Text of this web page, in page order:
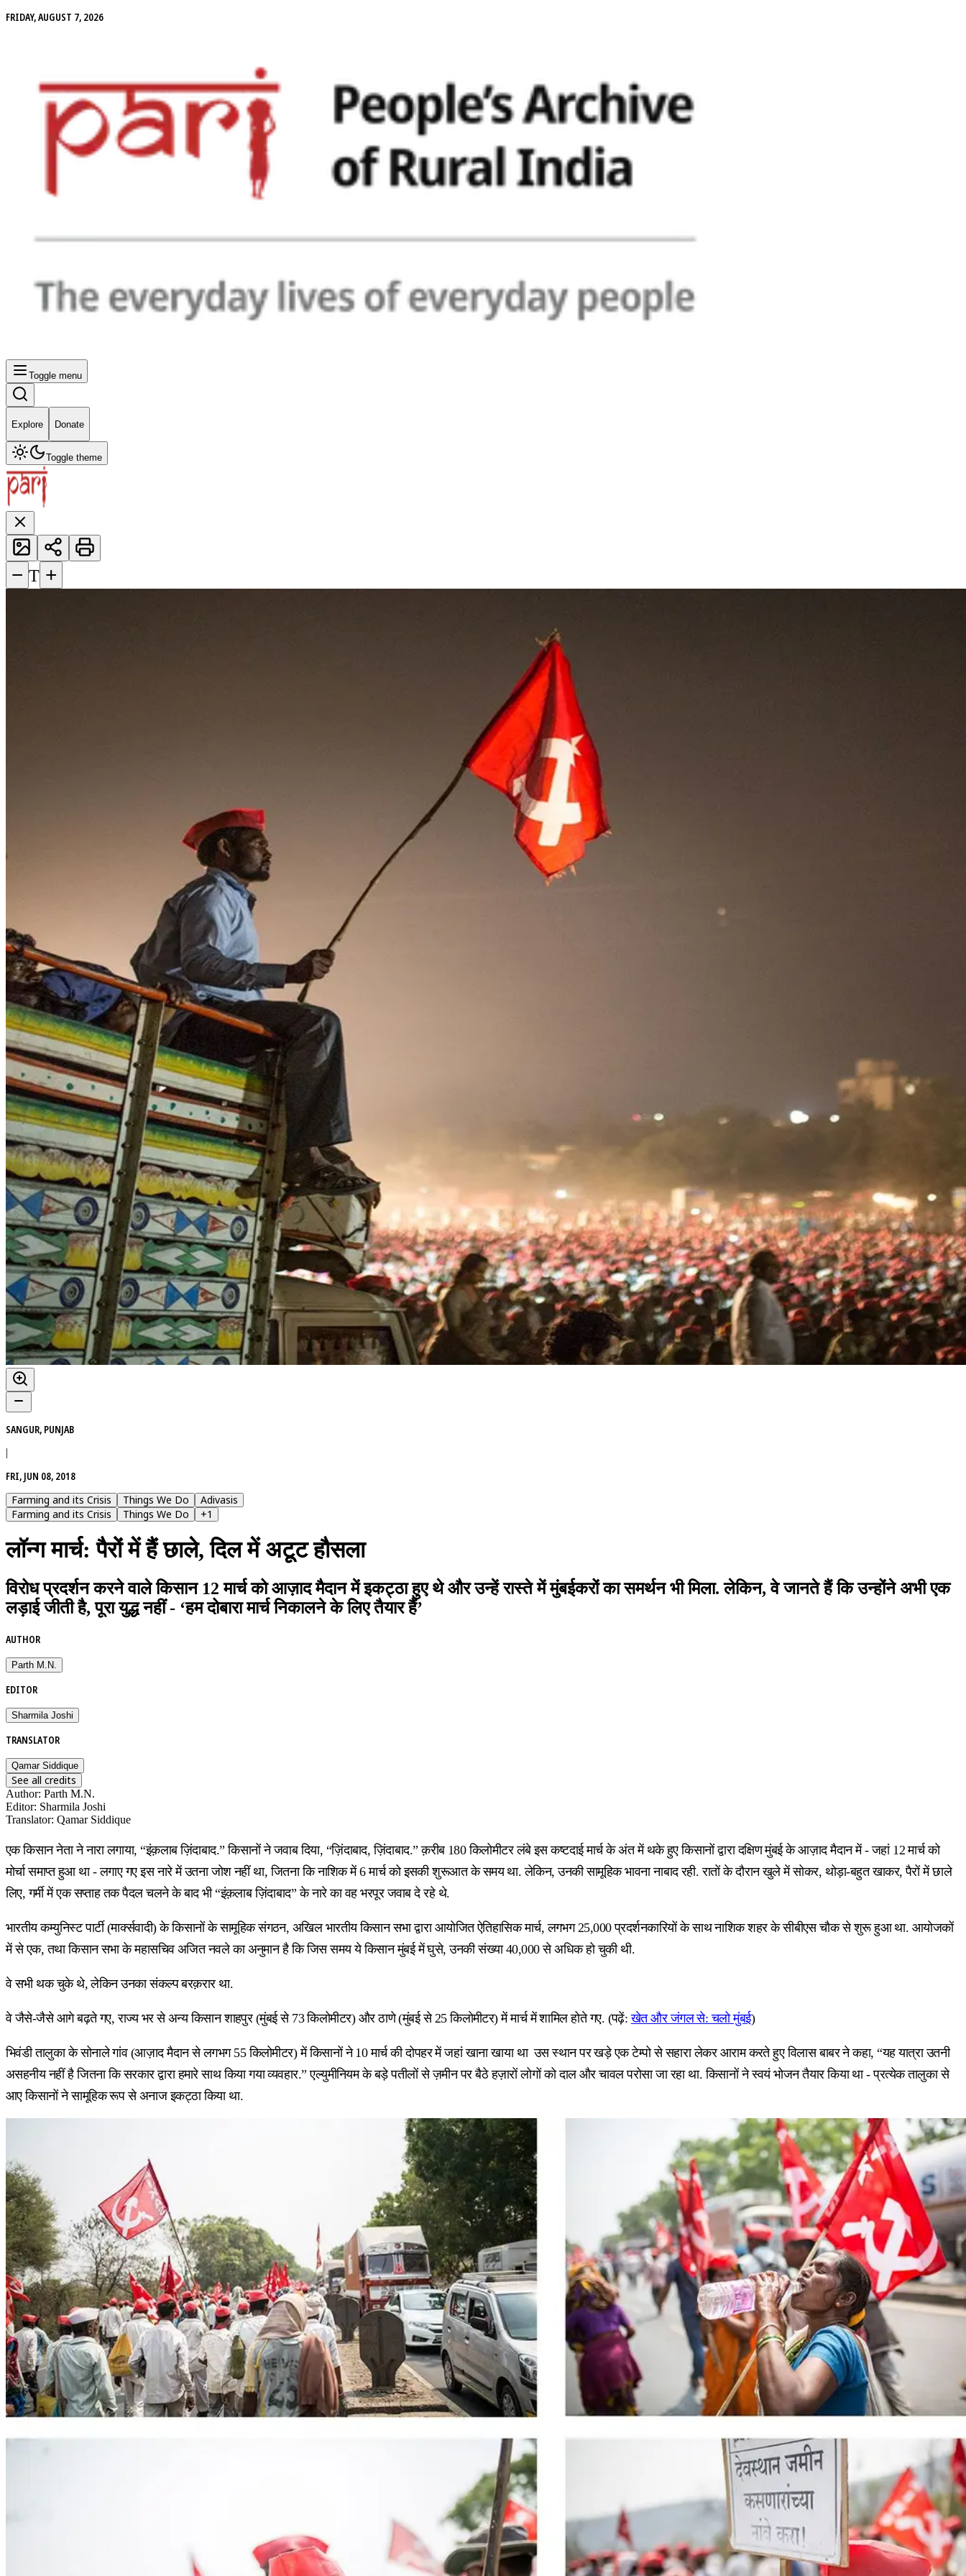
FRIDAY, AUGUST 7, 2026
Toggle menu
Explore Donate
Toggle theme
− T +
SANGUR, PUNJAB
|
FRI, JUN 08, 2018
Farming and its Crisis
Things We Do
Adivasis
Farming and its Crisis
Things We Do +1
लॉन्ग मार्च: पैरों में हैं छाले, दिल में अटूट हौसला
विरोध प्रदर्शन करने वाले किसान 12 मार्च को आज़ाद मैदान में इकट्ठा हुए थे और उन्हें रास्ते में मुंबईकरों का समर्थन भी मिला. लेकिन, वे जानते हैं कि उन्होंने अभी एक
लड़ाई जीती है, पूरा युद्ध नहीं - ‘हम दोबारा मार्च निकालने के लिए तैयार हैं’
AUTHOR
Parth M.N.
EDITOR
Sharmila Joshi
TRANSLATOR
Qamar Siddique
See all credits
Author: Parth M.N.
Editor: Sharmila Joshi
Translator: Qamar Siddique
एक किसान नेता ने नारा लगाया, “इंक़लाब ज़िंदाबाद.” किसानों ने जवाब दिया, “ज़िंदाबाद, ज़िंदाबाद.” क़रीब 180 किलोमीटर लंबे इस कष्टदाई मार्च के अंत में थके हुए किसानों द्वारा दक्षिण मुंबई के आज़ाद मैदान में - जहां 12 मार्च को
मोर्चा समाप्त हुआ था - लगाए गए इस नारे में उतना जोश नहीं था, जितना कि नाशिक में 6 मार्च को इसकी शुरूआत के समय था. लेकिन, उनकी सामूहिक भावना नाबाद रही. रातों के दौरान खुले में सोकर, थोड़ा-बहुत खाकर, पैरों में छाले
लिए, गर्मी में एक सप्ताह तक पैदल चलने के बाद भी “इंक़लाब ज़िंदाबाद” के नारे का वह भरपूर जवाब दे रहे थे.
भारतीय कम्युनिस्ट पार्टी (मार्क्सवादी) के किसानों के सामूहिक संगठन, अखिल भारतीय किसान सभा द्वारा आयोजित ऐतिहासिक मार्च, लगभग 25,000 प्रदर्शनकारियों के साथ नाशिक शहर के सीबीएस चौक से शुरू हुआ था. आयोजकों
में से एक, तथा किसान सभा के महासचिव अजित नवले का अनुमान है कि जिस समय ये किसान मुंबई में घुसे, उनकी संख्या 40,000 से अधिक हो चुकी थी.
वे सभी थक चुके थे, लेकिन उनका संकल्प बरक़रार था.
वे जैसे-जैसे आगे बढ़ते गए, राज्य भर से अन्य किसान शाहपुर (मुंबई से 73 किलोमीटर) और ठाणे (मुंबई से 25 किलोमीटर) में मार्च में शामिल होते गए. (पढ़ें:खेत और जंगल से: चलो मुंबई)
भिवंडी तालुका के सोनाले गांव (आज़ाद मैदान से लगभग 55 किलोमीटर) में किसानों ने 10 मार्च की दोपहर में जहां खाना खाया था उस स्थान पर खड़े एक टेम्पो से सहारा लेकर आराम करते हुए विलास बाबर ने कहा, “यह यात्रा उतनी
असहनीय नहीं है जितना कि सरकार द्वारा हमारे साथ किया गया व्यवहार.” एल्युमीनियम के बड़े पतीलों से ज़मीन पर बैठे हज़ारों लोगों को दाल और चावल परोसा जा रहा था. किसानों ने स्वयं भोजन तैयार किया था - प्रत्येक तालुका से
आए किसानों ने सामूहिक रूप से अनाज इकट्ठा किया था.